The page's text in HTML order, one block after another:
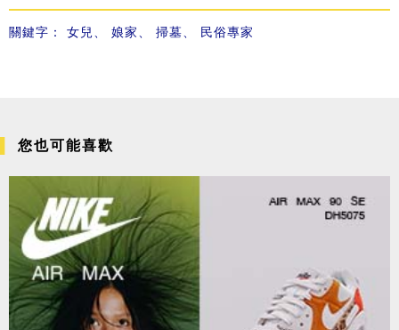
關鍵字： 女兒 娘家 掃墓 民俗專家
您也可能喜歡